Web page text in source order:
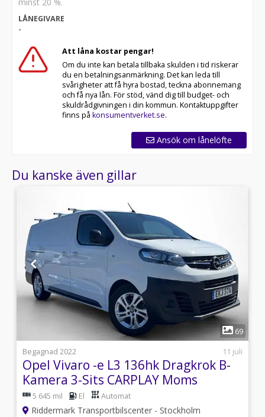
Se hur vi genomför våra tester här:
Telefontider:
Besökstider i butik:
Utrustning/Tillbehör:
bak,Apple CarPlay,Android auto,Takräcke,Farthållare,3-
Sits,Start/stopp-funktion,AC och
bak,Motorvärmare,Motorvärmare
(Bränsledriven),Miljöklass Euro
modellen,Expert,Jumpy,Proace,Leasbar ,MOMS
LÅNEGIVARE
-
Att låna kostar pengar!
Om du inte kan betala tillbaka skulden i tid riskerar
du en betalningsanmärkning. Det kan leda till
svårigheter att få hyra bostad, teckna abonnemang
och få nya lån. För stöd, vänd dig till budget- och
skuldrådgivningen i din kommun. Kontaktuppgifter
finns på konsumentverket.se.
Ansök om lånelöfte
Du kanske även gillar
1
69
Begagnad 2022
11 juli
Opel Vivaro -e L3 136hk Dragkrok B-
Kamera 3-Sits CARPLAY Moms
5 645 mil El Automat
Riddermark Transportbilscenter - Stockholm